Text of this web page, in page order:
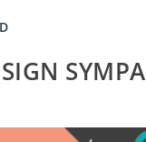
SYMPA